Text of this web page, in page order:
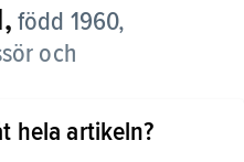
född 1960,
och
göra film på extremt
hela artikeln?